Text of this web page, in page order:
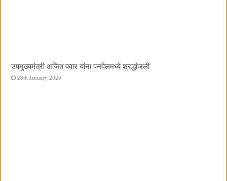
उपमुख्यमंत्री अजित पवार यांना पनवेलमध्ये श्रद्धांजली
28th January 2026